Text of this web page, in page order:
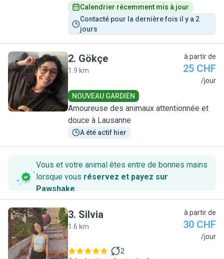
Calendrier récemment mis à jour
Contacté pour la dernière fois il y a 2
jours
G
2. Gökçe
1.9 km
à partir de
25 CHF
/jour
NOUVEAU GARDIEN
Amoureuse des animaux attentionnée et
douce à Lausanne
A été actif hier
Vous et votre animal êtes entre de bonnes mains
lorsque vous réservez et payez sur
Pawshake.
S
3. Silvia
1.6 km
à partir de
30 CHF
/jour
2